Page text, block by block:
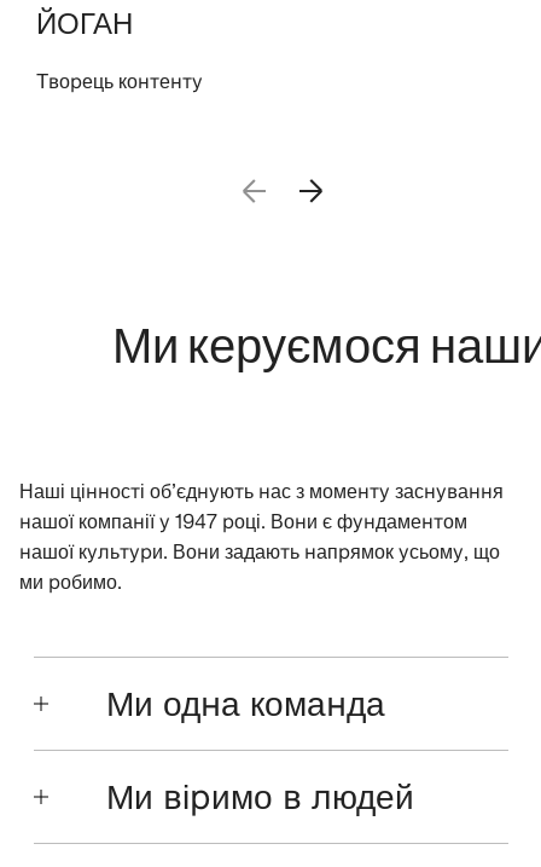
ЙОГАН
Tворець контенту
Ми керуємося нашими
Наші цінності об’єднують нас з моменту заснування
нашої компанії у 1947 році. Вони є фундаментом
нашої культури. Вони задають напрямок усьому, що
ми робимо.
Ми одна команда
Ми віримо в людей